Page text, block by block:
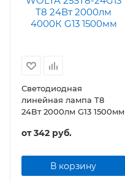
Светодиодная
линейная лампа T8
24Вт 2000лм G13 1500мм
от342 руб.
В корзину